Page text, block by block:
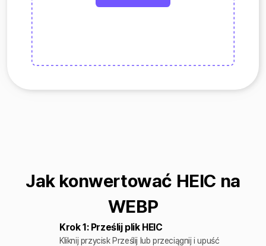
Jak konwertować HEIC na
WEBP
Krok 1: Prześlij plik HEIC
Kliknij przycisk Prześlij lub przeciągnij i upuść